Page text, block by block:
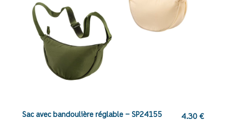
Sac avec bandoulière réglable – SP24155 4.30 €